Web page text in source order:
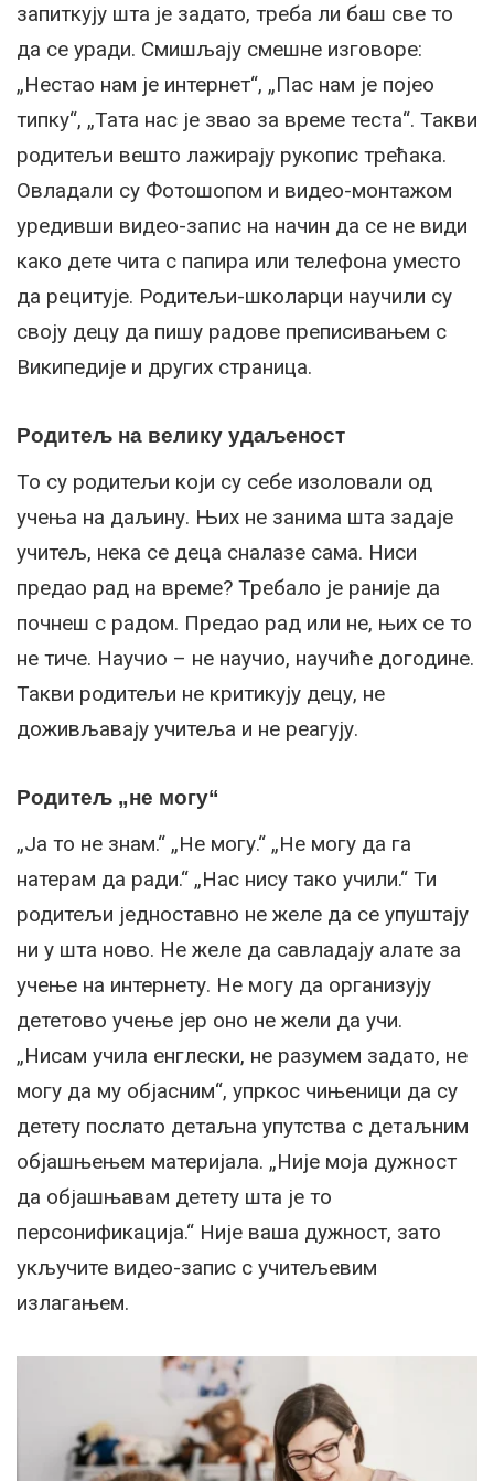
запиткују шта је задато, треба ли баш све то
да се уради. Смишљају смешне изговоре:
„Нестао нам је интернет“, „Пас нам је појео
типку“, „Тата нас је звао за време теста“. Такви
родитељи вешто лажирају рукопис трећака.
Овладали су Фотошопом и видео-монтажом
уредивши видео-запис на начин да се не види
како дете чита с папира или телефона уместо
да рецитује. Родитељи-школарци научили су
своју децу да пишу радове преписивањем с
Википедије и других страница.
Родитељ на велику удаљеност
То су родитељи који су себе изоловали од
учења на даљину. Њих не занима шта задаје
учитељ, нека се деца сналазе сама. Ниси
предао рад на време? Требало је раније да
почнеш с радом. Предао рад или не, њих се то
не тиче. Научио – не научио, научиће догодине.
Такви родитељи не критикују децу, не
доживљавају учитеља и не реагују.
Родитељ „не могу“
„Ја то не знам.“ „Не могу.“ „Не могу да га
натерам да ради.“ „Нас нису тако учили.“ Ти
родитељи једноставно не желе да се упуштају
ни у шта ново. Не желе да савладају алате за
учење на интернету. Не могу да организују
дететово учење јер оно не жели да учи.
„Нисам учила енглески, не разумем задато, не
могу да му објасним“, упркос чињеници да су
детету послато детаљна упутства с детаљним
објашњењем материјала. „Није моја дужност
да објашњавам детету шта је то
персонификација.“ Није ваша дужност, зато
укључите видео-запис с учитељевим
излагањем.